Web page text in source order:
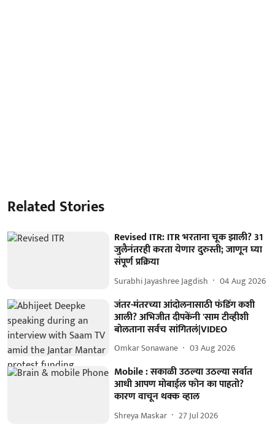
Related Stories
Revised ITR: ITR भरताना चूक झाली? 31
जुलैनंतरही करता येणार दुरुस्ती; जाणून घ्या
संपूर्ण प्रक्रिया
Surabhi Jayashree Jagdish 04 Aug 2026
जंतर-मंतरच्या आंदोलनासाठी फंडिंग कशी
आली? अभिजीत दीपकेंनी 'साम टीव्हीशी
बोलताना सर्वच सांगितलं|VIDEO
Omkar Sonawane 03 Aug 2026
Mobile : सकाळी उठल्या उठल्या सर्वात
आधी आपण मोबाईल फोन का पाहतो?
कारण वाचून थक्क व्हाल
Shreya Maskar 27 Jul 2026